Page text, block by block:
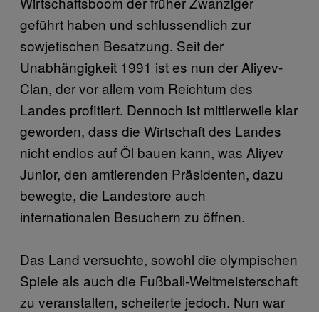
geführt haben und schlussendlich zur
sowjetischen Besatzung. Seit der
Unabhängigkeit 1991 ist es nun der Aliyev-
Clan, der vor allem vom Reichtum des
Landes profitiert. Dennoch ist mittlerweile klar
geworden, dass die Wirtschaft des Landes
nicht endlos auf Öl bauen kann, was Aliyev
Junior, den amtierenden Präsidenten, dazu
bewegte, die Landestore auch
internationalen Besuchern zu öffnen.
Das Land versuchte, sowohl die olympischen
Spiele als auch die Fußball-Weltmeisterschaft
zu veranstalten, scheiterte jedoch. Nun war